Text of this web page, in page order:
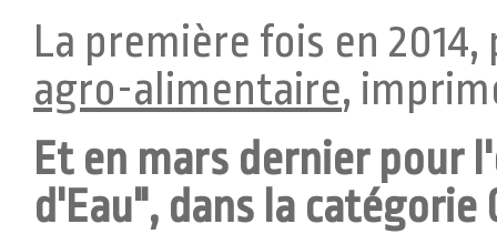
La première fois en
agro-alimentaire,
Et en mars dernier pour
d'Eau", dans la